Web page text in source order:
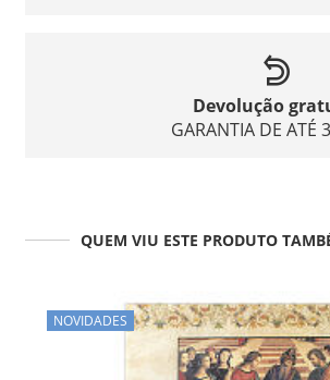
Devolução
GARANTIA DE ATÉ
QUEM VIU ESTE PRODUTO
NOVIDADES